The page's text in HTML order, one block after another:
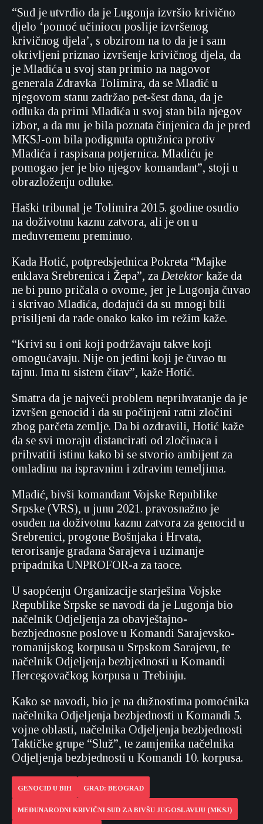
“Sud je utvrdio da je Lugonja izvršio krivično
djelo ‘pomoć učiniocu poslije izvršenog
krivičnog djela’, s obzirom na to da je i sam
okrivljeni priznao izvršenje krivičnog djela, da
je Mladića u svoj stan primio na nagovor
generala Zdravka Tolimira, da se Mladić u
njegovom stanu zadržao pet-šest dana, da je
odluka da primi Mladića u svoj stan bila njegov
izbor, a da mu je bila poznata činjenica da je pred
MKSJ-om bila podignuta optužnica protiv
Mladića i raspisana potjernica. Mladiću je
pomogao jer je bio njegov komandant”, stoji u
obrazloženju odluke.
Haški tribunal je Tolimira 2015. godine osudio
na doživotnu kaznu zatvora, ali je on u
međuvremenu preminuo.
Kada Hotić, potpredsjednica Pokreta “Majke
enklava Srebrenica i Žepa”, za Detektor kaže da
ne bi puno pričala o ovome, jer je Lugonja čuvao
i skrivao Mladića, dodajući da su mnogi bili
prisiljeni da rade onako kako im režim kaže.
“Krivi su i oni koji podržavaju takve koji
omogućavaju. Nije on jedini koji je čuvao tu
tajnu. Ima tu sistem čitav”, kaže Hotić.
Smatra da je najveći problem neprihvatanje da je
izvršen genocid i da su počinjeni ratni zločini
zbog parčeta zemlje. Da bi ozdravili, Hotić kaže
da se svi moraju distancirati od zločinaca i
prihvatiti istinu kako bi se stvorio ambijent za
omladinu na ispravnim i zdravim temeljima.
Mladić, bivši komandant Vojske Republike
Srpske (VRS), u junu 2021. pravosnažno je
osuđen na doživotnu kaznu zatvora za genocid u
Srebrenici, progone Bošnjaka i Hrvata,
terorisanje građana Sarajeva i uzimanje
pripadnika UNPROFOR-a za taoce.
U saopćenju Organizacije starješina Vojske
Republike Srpske se navodi da je Lugonja bio
načelnik Odjeljenja za obavještajno-
bezbjednosne poslove u Komandi Sarajevsko-
romanijskog korpusa u Srpskom Sarajevu, te
načelnik Odjeljenja bezbjednosti u Komandi
Hercegovačkog korpusa u Trebinju.
Kako se navodi, bio je na dužnostima pomoćnika
načelnika Odjeljenja bezbjednosti u Komandi 5.
vojne oblasti, načelnika Odjeljenja bezbjednosti
Taktičke grupe “Služ”, te zamjenika načelnika
Odjeljenja bezbjednosti u Komandi 10. korpusa.
GENOCID U BIH GRAD: BEOGRAD
MEĐUNARODNI KRIVIČNI SUD ZA BIVŠU JUGOSLAVIJU (MKSJ)